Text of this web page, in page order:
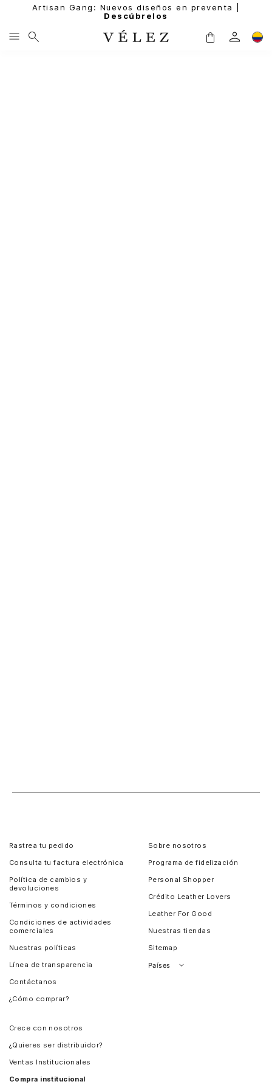
Artisan Gang: Nuevos diseños en preventa |
Descúbrelos
Rastrea tu pedido
Consulta tu factura electrónica
Política de cambios y
devoluciones
Términos y condiciones
Condiciones de actividades
comerciales
Nuestras políticas
Línea de transparencia
Contáctanos
¿Cómo comprar?
Sobre nosotros
Programa de fidelización
Personal Shopper
Crédito Leather Lovers
Leather For Good
Nuestras tiendas
Sitemap
Países
Crece con nosotros
¿Quieres ser distribuidor?
Ventas Institucionales
Compra institucional